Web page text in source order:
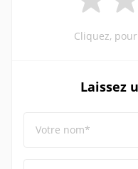
Cliquez,
Laissez
Votre nom*